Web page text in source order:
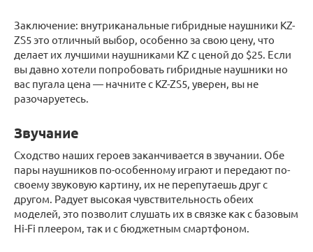
Заключение: внутриканальные гибридные наушники KZ-
ZS5 это отличный выбор, особенно за свою цену, что
делает их лучшими наушниками KZ с ценой до $25. Если
вы давно хотели попробовать гибридные наушники но
вас пугала цена — начните с KZ-ZS5, уверен, вы не
разочаруетесь.
Звучание
Сходство наших героев заканчивается в звучании. Обе
пары наушников по-особенному играют и передают по-
своему звуковую картину, их не перепутаешь друг с
другом. Радует высокая чувствительность обеих
моделей, это позволит слушать их в связке как с базовым
Hi-Fi плеером, так и с бюджетным смартфоном.